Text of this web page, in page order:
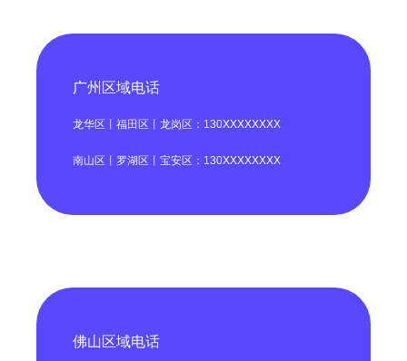
广州区域电话
龙华区丨福田区丨龙岗区：130XXXXXXXX
南山区丨罗湖区丨宝安区：130XXXXXXXX
佛山区域电话